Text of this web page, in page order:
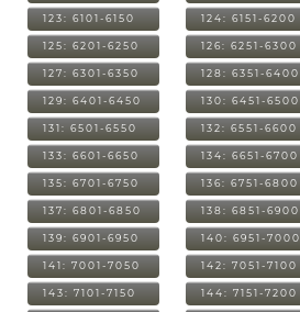
123: 6101-6150 124: 6151-6200
125: 6201-6250 126: 6251-6300
127: 6301-6350 128: 6351-6400
129: 6401-6450 130: 6451-6500
131: 6501-6550 132: 6551-6600
133: 6601-6650 134: 6651-6700
135: 6701-6750 136: 6751-6800
137: 6801-6850 138: 6851-6900
139: 6901-6950 140: 6951-7000
141: 7001-7050 142: 7051-7100
143: 7101-7150 144: 7151-7200